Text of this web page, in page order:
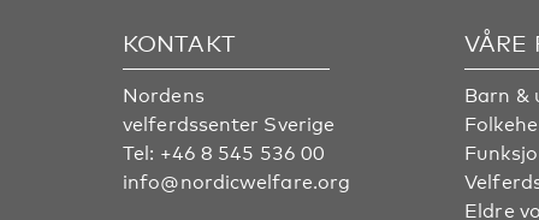
KONTAKT
Nordens
velferdssenter Sverige
Tel: +46 8 545 536 00
info@nordicwelfare.org
VÅRE
Barn &
Eldre